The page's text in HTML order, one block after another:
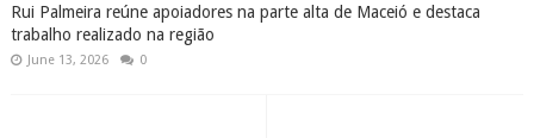
Rui Palmeira reúne apoiadores na parte alta de Maceió e destaca
trabalho realizado na região
June 13, 2026 0